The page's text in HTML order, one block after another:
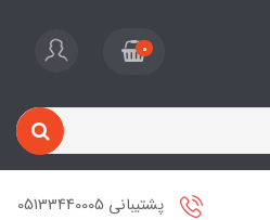
0
پشتیبانی 05133440005